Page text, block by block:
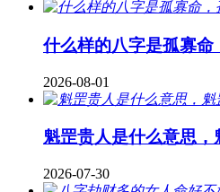
什么样的八字是孤寡
2026-08-01
魁罡贵人是什么意思
2026-07-30